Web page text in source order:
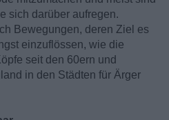
sich darüber aufregen.
Bewegungen, deren Ziel es
einzuflössen, wie die
seit den 60ern und
in den Städten für Ärger